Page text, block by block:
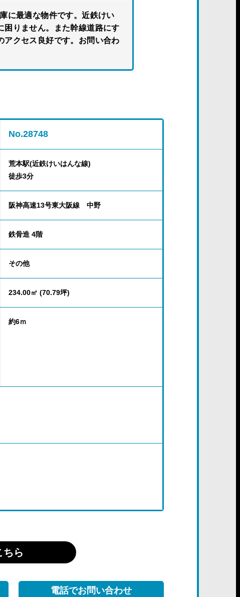
に最適な物件です。近鉄けい
困りません。また幹線道路にす
アクセス良好です。お問い合わ
No.28748
荒本駅(近鉄けいはんな線)
徒歩3分
阪神高速13号東大阪線 中野
鉄骨造 4階
その他
234.00㎡ (70.79坪)
約6ｍ
ちら
電話でお問い合わせ